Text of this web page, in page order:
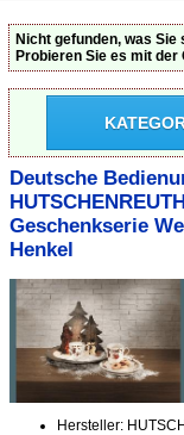
Nicht gefunden, was Sie
Probieren Sie es mit der
Deutsche
Geschenkserie
Henkel
Hersteller: